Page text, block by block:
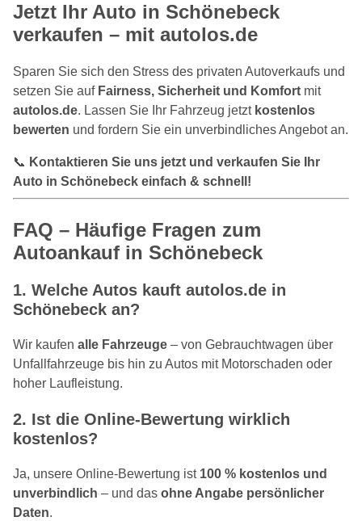
Jetzt Ihr Auto in Schönebeck
verkaufen – mit autolos.de
Sparen Sie sich den Stress des privaten Autoverkaufs und
setzen Sie auf Fairness, Sicherheit und Komfort mit
autolos.de. Lassen Sie Ihr Fahrzeug jetzt kostenlos
bewerten und fordern Sie ein unverbindliches Angebot an.
📞 Kontaktieren Sie uns jetzt und verkaufen Sie Ihr
Auto in Schönebeck einfach & schnell!
FAQ – Häufige Fragen zum
Autoankauf in Schönebeck
1. Welche Autos kauft autolos.de in
Schönebeck an?
Wir kaufen alle Fahrzeuge – von Gebrauchtwagen über
Unfallfahrzeuge bis hin zu Autos mit Motorschaden oder
hoher Laufleistung.
2. Ist die Online-Bewertung wirklich
kostenlos?
Ja, unsere Online-Bewertung ist 100 % kostenlos und
unverbindlich – und das ohne Angabe persönlicher
Daten.